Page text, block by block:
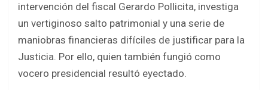
intervención del fiscal Gerardo Pollicita, investiga
un vertiginoso salto patrimonial y una serie de
maniobras financieras difíciles de justificar para la
Justicia. Por ello, quien también fungió como
vocero presidencial resultó eyectado.